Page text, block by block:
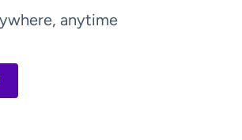
anytime